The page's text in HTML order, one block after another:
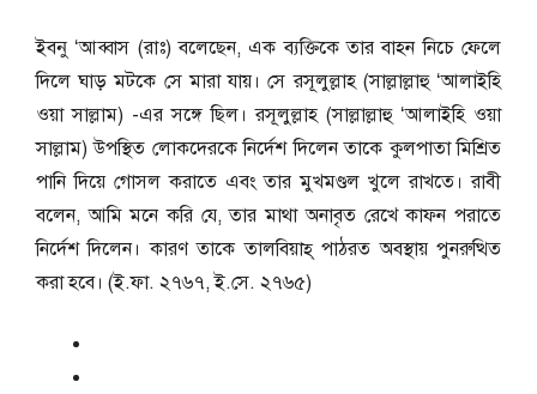
ইবনু ‘আব্বাস (রাঃ) বলেছেন, এক ব্যক্তিকে তার বাহন নিচে ফেলে
দিলে ঘাড় মটকে সে মারা যায়। সে রসূলুল্লাহ (সাল্লাল্লাহু ‘আলাইহি
ওয়া সাল্লাম) -এর সঙ্গে ছিল। রসূলুল্লাহ (সাল্লাল্লাহু ‘আলাইহি ওয়া
সাল্লাম) উপস্থিত লোকদেরকে নির্দেশ দিলেন তাকে কুলপাতা মিশ্রিত
পানি দিয়ে গোসল করাতে এবং তার মুখমণ্ডল খুলে রাখতে। রাবী
বলেন, আমি মনে করি যে, তার মাথা অনাবৃত রেখে কাফন পরাতে
নির্দেশ দিলেন। কারণ তাকে তালবিয়াহ্ পাঠরত অবস্থায় পুনরুত্থিত
করা হবে। (ই.ফা. ২৭৬৭, ই.সে. ২৭৬৫)